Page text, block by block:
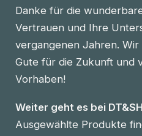
Danke für die
Vertrauen und Ihre
vergangenen Jahren.
Gute für die Zukunft und
Vorhaben!
Weiter geht es bei
Ausgewählte Produkte